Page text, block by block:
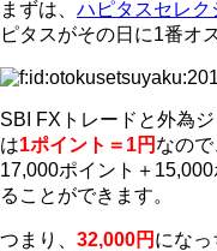
まずは、 ハピタスセレク
ピタスがその日に1番オ
SBI FXトレードと外為
は1ポイント＝1円 なの
17,000ポイント＋
ることができます。
つまり、 32,000円 にな